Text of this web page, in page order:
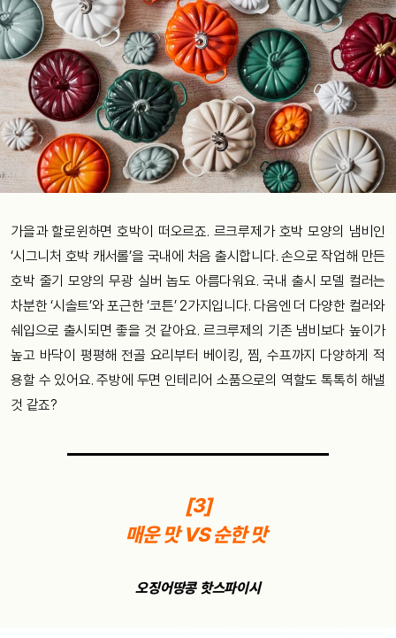
가을과 할로윈하면 호박이 떠오르죠. 르크루제가 호박 모양의 냄비인
‘시그니처 호박 캐서롤’을 국내에 처음 출시합니다. 손으로 작업해 만든
호박 줄기 모양의 무광 실버 놉도 아름다워요. 국내 출시 모델 컬러는
차분한 ‘시솔트’와 포근한 ‘코튼’ 2가지입니다. 다음엔 더 다양한 컬러와
쉐입으로 출시되면 좋을 것 같아요. 르크루제의 기존 냄비보다 높이가
높고 바닥이 평평해 전골 요리부터 베이킹, 찜, 수프까지 다양하게 적
용할 수 있어요. 주방에 두면 인테리어 소품으로의 역할도 톡톡히 해낼
것 같죠?
[3]
매운 맛 VS 순한 맛
오징어땅콩 핫스파이시